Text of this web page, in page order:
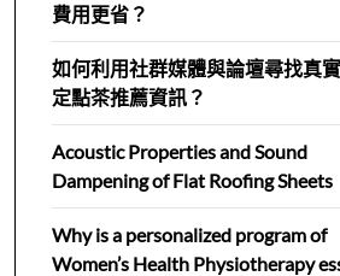
費用更省？
如何利用社群媒體與論壇尋找真
定點茶推薦資訊？
Acoustic Properties and Sound
Dampening of Flat Roofing Sheets
Why is a personalized program of
Women’s Health Physiotherapy